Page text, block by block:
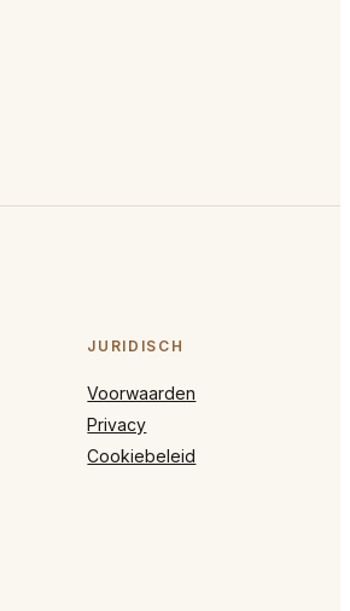
JURIDISCH
Voorwaarden
Privacy
Cookiebeleid